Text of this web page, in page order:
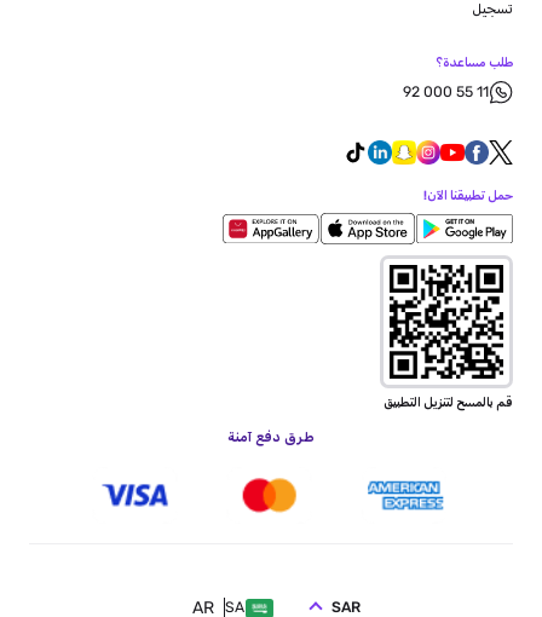
تسجيل
طلب مساعدة؟
92 000 55 11
حمل تطبيقنا الآن!
قم بالمسح لتنزيل التطبيق
طرق دفع آمنة
SA
AR SAR